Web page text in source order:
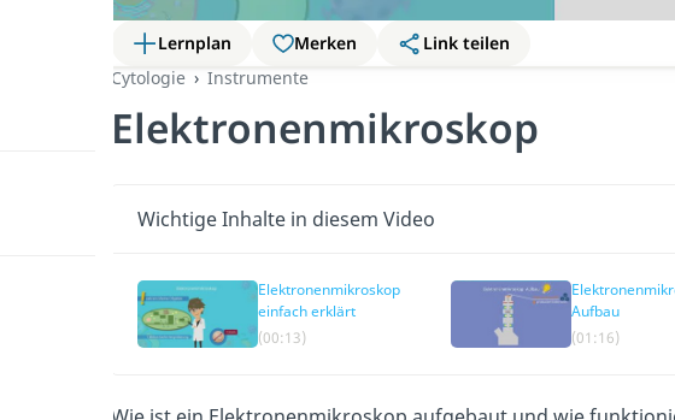
Lernplan Merken
Link teilen
Cytologie
Instrumente
Elektronenmikroskop
Wichtige Inhalte in diesem Video
Elektronenmikroskop
einfach erklärt
(00:13)
Aufbau
(01:16)